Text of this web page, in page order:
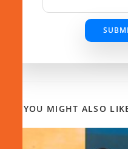
YOU MIGHT ALSO